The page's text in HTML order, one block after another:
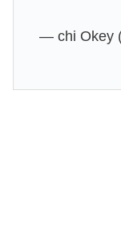
— chi Okey